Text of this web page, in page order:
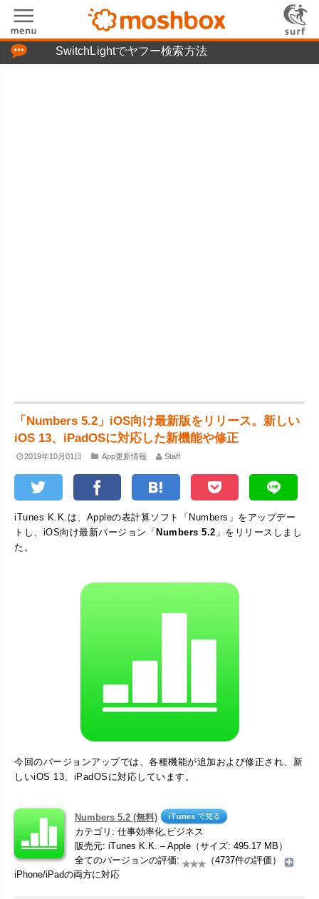
SwitchLightでヤフー検索方法
「Numbers 5.2」iOS向け最新版をリリース。新しい
iOS 13、iPadOSに対応した新機能や修正
2019年10月01日 App更新情報 Staff
iTunes K.K.は、Appleの表計算ソフト「Numbers」をアップデー
トし、iOS向け最新バージョン「Numbers 5.2 」をリリースしまし
た。
今回のバージョンアップでは、各種機能が追加および修正され、新
しいiOS 13、iPadOSに対応しています。
Numbers 5.2 (無料)
カテゴリ: 仕事効率化,ビジネス
販売元: iTunes K.K. – Apple（サイズ: 495.17 MB）
全てのバージョンの評価:
（4737件の評価）
iPhone/iPadの両方に対応
「つぶやき」の使い方